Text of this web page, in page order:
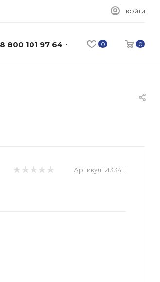
ВОЙТИ
0 0
8 800 101 97 64
Артикул: И33411